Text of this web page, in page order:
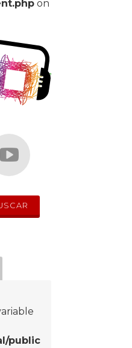
on
public